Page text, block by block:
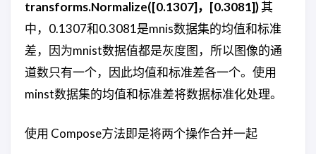
transforms.Normalize([0.1307]，[0.3081])其
中，0.1307和0.3081是mnis数据集的均值和标准
差，因为mnist数据值都是灰度图，所以图像的通
道数只有一个，因此均值和标准差各一个。使用
minst数据集的均值和标准差将数据标准化处理。
使用 Compose方法即是将两个操作合并一起